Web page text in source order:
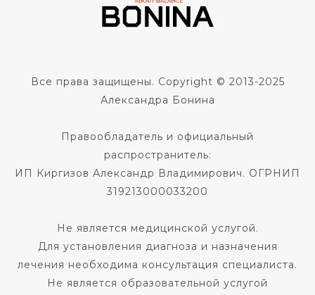
Все права защищены. Copyright © 2013-2025
Александра Бонина
Правообладатель и официальный
распространитель:
ИП Киргизов Александр Владимирович. ОГРНИП
319213000033200
Не является медицинской услугой.
Для установления диагноза и назначения
лечения необходима консультация специалиста.
Не является образовательной услугой